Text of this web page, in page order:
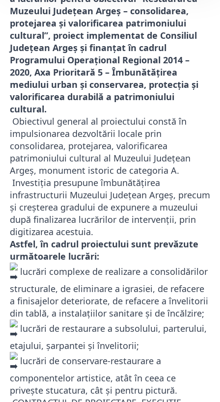
Muzeului Judeţean Argeş – consolidarea,
protejarea şi valorificarea patrimoniului
cultural”, proiect implementat de Consiliul
Județean Argeș și finanțat în cadrul
Programului Operaţional Regional 2014 –
2020, Axa Prioritară 5 – Îmbunătăţirea
mediului urban şi conservarea, protecţia şi
valorificarea durabilă a patrimoniului
cultural.
Obiectivul general al proiectului constă în
impulsionarea dezvoltării locale prin
consolidarea, protejarea, valorificarea
patrimoniului cultural al Muzeului Judeţean
Argeş, monument istoric de categoria A.
Investiția presupune îmbunătăţirea
infrastructurii Muzeului Judeţean Argeş, precum
și creşterea gradului de expunere a muzeului
după finalizarea lucrărilor de intervenţii, prin
digitizarea acestuia.
Astfel, în cadrul proiectului sunt prevăzute
următoarele lucrări:
lucrări complexe de realizare a consolidărilor
structurale, de eliminare a igrasiei, de refacere
a finisajelor deteriorate, de refacere a învelitorii
din tablă, a instalaţiilor sanitare şi de încălzire;
lucrări de restaurare a subsolului, parterului,
etajului, șarpantei şi învelitorii;
lucrări de conservare-restaurare a
componentelor artistice, atât în ceea ce
priveşte stucatura, cât şi pentru pictură.